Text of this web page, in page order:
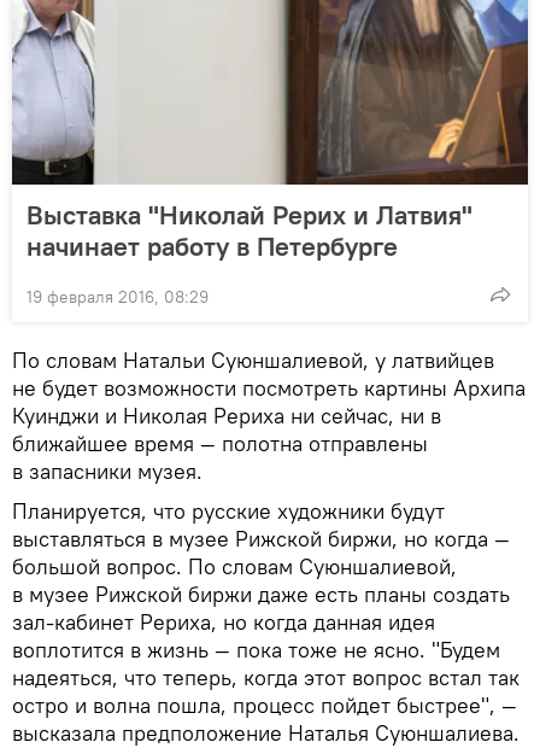
Выставка "Николай Рерих и Латвия"
начинает работу в Петербурге
19 февраля 2016, 08:29
По словам Натальи Суюншалиевой, у латвийцев
не будет возможности посмотреть картины Архипа
Куинджи и Николая Рериха ни сейчас, ни в
ближайшее время — полотна отправлены
в запасники музея.
Планируется, что русские художники будут
выставляться в музее Рижской биржи, но когда —
большой вопрос. По словам Суюншалиевой,
в музее Рижской биржи даже есть планы создать
зал-кабинет Рериха, но когда данная идея
воплотится в жизнь — пока тоже не ясно. "Будем
надеяться, что теперь, когда этот вопрос встал так
остро и волна пошла, процесс пойдет быстрее", —
высказала предположение Наталья Суюншалиева.